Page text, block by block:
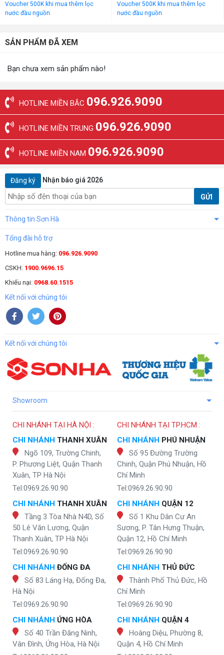
Voucher 500K khi mua thêm lọc
nước đầu nguồn
Voucher 500K khi mua thêm lọc
nước đầu nguồn
SẢN PHẨM ĐÃ XEM
Bạn chưa xem sản phẩm nào!
HOTLINE MIỀN BẮC 096.926.9090
HOTLINE MIỀN TRUNG 096.926.9090
HOTLINE MIỀN NAM 096.926.9090
Đăng ký Nhận báo giá 2026
GỬI
Thông tin Sơn Hà
Tổng đài hỗ trợ
Hotline mua hàng: 096.926.9090
CSKH: 1900.9696.15
Khiếu nại: 0968.60.1515
Kết nối với chúng tôi
Kết nối với chúng tôi
Showroom
CHI NHÁNH TẠI HÀ NỘI :
CHI NHÁNH THANH XUÂN
Ngõ 109, Trường Chinh,
P. Phương Liệt, Quận Thanh
Xuân, TP Hà Nội
Tel:0969.26.90.90
CHI NHÁNH THANH XUÂN
Tầng 3 Tòa Nhà N4D, Số
50 Lê Văn Lương, Quận
Thanh Xuân, TP Hà Nội
Tel:0969.26.90.90
CHI NHÁNH ĐỐNG ĐA
Số 83 Láng Hạ, Đống Đa,
Hà Nội
Tel:0969.26.90.90
CHI NHÁNH ỨNG HÒA
Số 40 Trần Đăng Ninh,
Vân Đình, Ứng Hòa, Hà Nội
CHI NHÁNH TẠI TP.HCM :
CHI NHÁNH PHÚ NHUẬN
Số 95 Đường Trường
Chinh, Quận Phú Nhuận, Hồ
Chí Minh
Tel:0969.26.90.90
CHI NHÁNH QUẬN 12
Số 1 Khu Dân Cư An
Sương, P. Tân Hưng Thuận,
Quận 12, Hồ Chí Minh
Tel:0969.26.90.90
CHI NHÁNH THỦ ĐỨC
Thành Phố Thủ Đức, Hồ
Chí Minh
Tel:0969.26.90.90
CHI NHÁNH QUẬN 4
Hoàng Diệu, Phường 8,
Quận 4, Hồ Chí Minh